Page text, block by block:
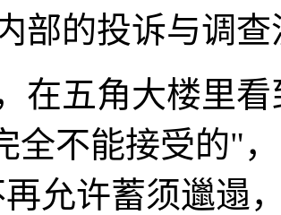
部的投诉与调查
在五角大楼里
全不能接受的"
允许蓄须邋遢